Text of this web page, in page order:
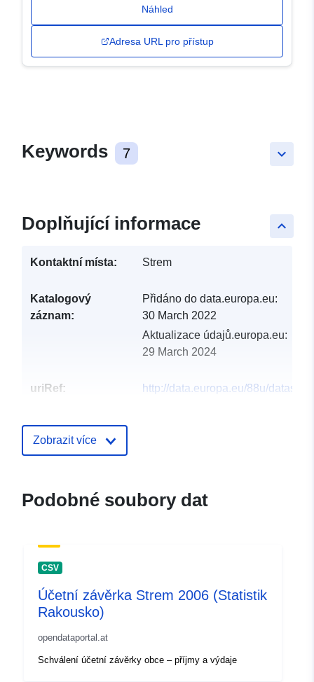
Náhled
Adresa URL pro přístup
keyboard_arrow_down
Keywords 7
keyboard_arrow_up
Doplňující informace
Kontaktní místa: Strem
Katalogový
záznam:
Přidáno do data.europa.eu:
30 March 2022
Aktualizace údajů.europa.eu:
29 March 2024
uriRef:
http://data.europa.eu/88u/
Zobrazit více
Podobné soubory dat
CSV
Účetní závěrka Strem 2006 (Statistik
Rakousko)
opendataportal.at
Schválení účetní závěrky obce – příjmy a výdaje